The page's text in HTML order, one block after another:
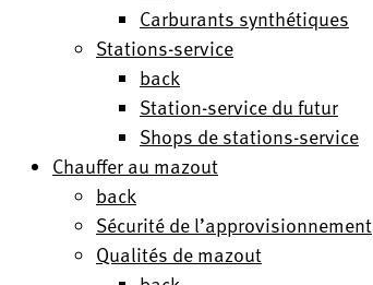
Carburants synthétiques
Stations-service
back
Station-service du futur
Shops de stations-service
Chauffer au mazout
back
Sécurité de l’approvisionnement
Qualités de mazout